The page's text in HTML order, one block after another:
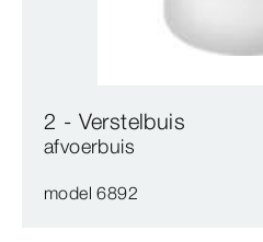
2 - Verstelbuis
afvoerbuis
model 6892